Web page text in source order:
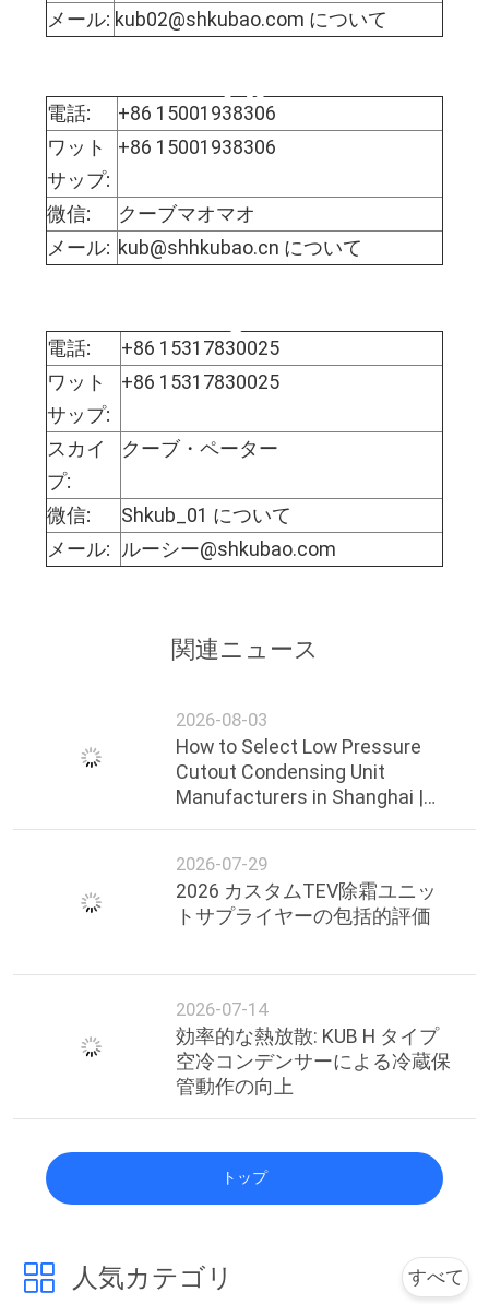
メール: kub02@shkubao.com について
電話:
+86 15001938306
ワット
サップ:
+86 15001938306
微信:
クーブマオマオ
メール: kub@shhkubao.cn について
電話:
+86 15317830025
ワット
サップ:
+86 15317830025
スカイ
プ:
クーブ・ペーター
微信:
Shkub_01 について
メール:
ルーシー@shkubao.com
関連ニュース
2026-08-03
How to Select Low Pressure
Cutout Condensing Unit
Manufacturers in Shanghai |
2026-07-29
2026 カスタムTEV除霜ユニッ
トサプライヤーの包括的評価
2026-07-14
効率的な熱放散: KUB H タイプ
空冷コンデンサーによる冷蔵保
管動作の向上
トップ
人気カテゴリ すべて